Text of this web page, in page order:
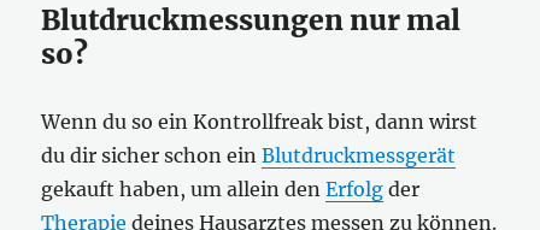
Blutdruckmessungen nur mal
so?
Wenn du so ein Kontrollfreak bist, dann wirst
du dir sicher schon einBlutdruckmessgerät
gekauft haben, um allein denErfolg der
Therapie deines Hausarztes messen zu können.